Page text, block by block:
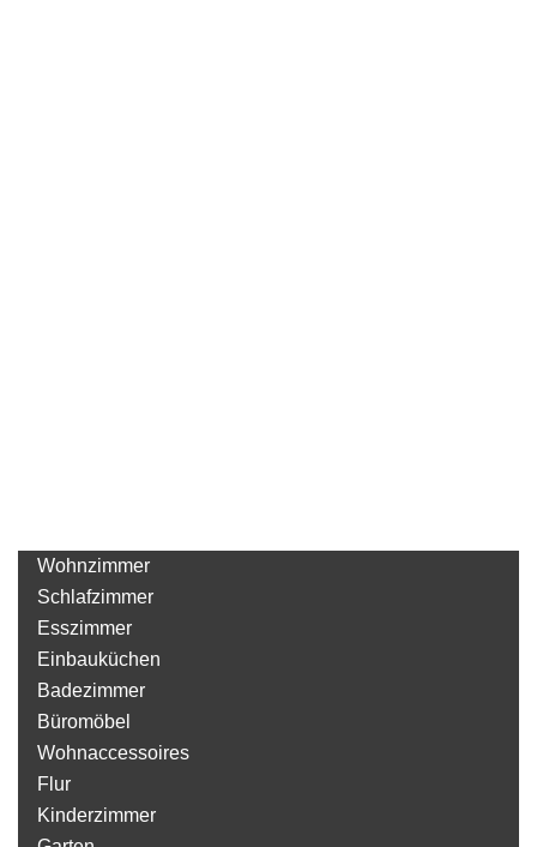
Wohnzimmer
Schlafzimmer
Esszimmer
Einbauküchen
Badezimmer
Büromöbel
Wohnaccessoires
Flur
Kinderzimmer